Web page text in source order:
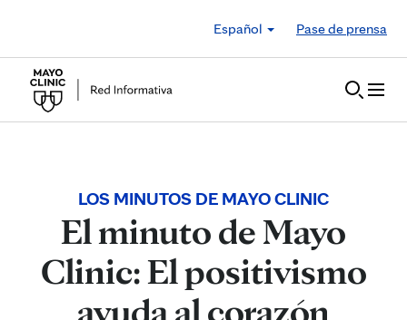
Español
Pase de prensa
LOS MINUTOS DE MAYO CLINIC
El minuto de Mayo
Clinic: El positivismo
ayuda al corazón